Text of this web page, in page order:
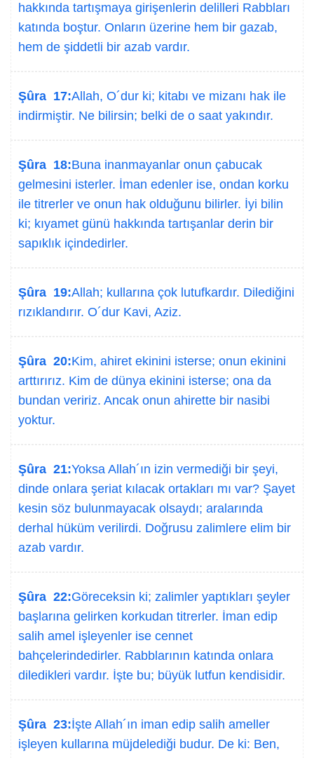
hakkında tartışmaya girişenlerin delilleri Rabbları
katında boştur. Onların üzerine hem bir gazab,
hem de şiddetli bir azab vardır.
Şûra 17:Allah, O´dur ki; kitabı ve mizanı hak ile
indirmiştir. Ne bilirsin; belki de o saat yakındır.
Şûra 18:Buna inanmayanlar onun çabucak
gelmesini isterler. İman edenler ise, ondan korku
ile titrerler ve onun hak olduğunu bilirler. İyi bilin
ki; kıyamet günü hakkında tartışanlar derin bir
sapıklık içindedirler.
Şûra 19:Allah; kullarına çok lutufkardır. Dilediğini
rızıklandırır. O´dur Kavi, Aziz.
Şûra 20:Kim, ahiret ekinini isterse; onun ekinini
arttırırız. Kim de dünya ekinini isterse; ona da
bundan veririz. Ancak onun ahirette bir nasibi
yoktur.
Şûra 21:Yoksa Allah´ın izin vermediği bir şeyi,
dinde onlara şeriat kılacak ortakları mı var? Şayet
kesin söz bulunmayacak olsaydı; aralarında
derhal hüküm verilirdi. Doğrusu zalimlere elim bir
azab vardır.
Şûra 22:Göreceksin ki; zalimler yaptıkları şeyler
başlarına gelirken korkudan titrerler. İman edip
salih amel işleyenler ise cennet
bahçelerindedirler. Rabblarının katında onlara
diledikleri vardır. İşte bu; büyük lutfun kendisidir.
Şûra 23:İşte Allah´ın iman edip salih ameller
işleyen kullarına müjdelediği budur. De ki: Ben,